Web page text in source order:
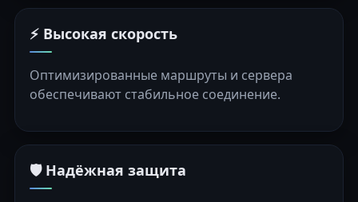
⚡ Высокая скорость
Оптимизированные маршруты и сервера
обеспечивают стабильное соединение.
🛡️ Надёжная защита